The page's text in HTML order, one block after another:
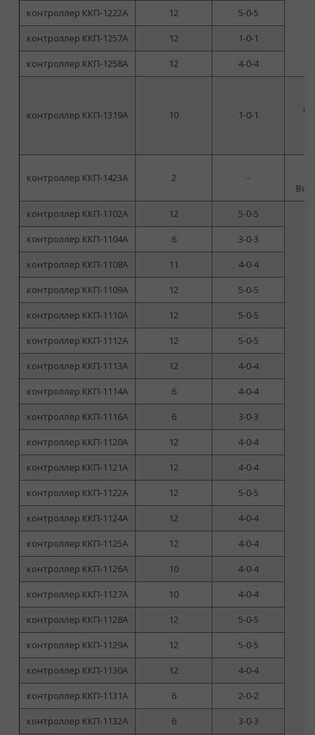
контроллер ККП-1222А 12
5-0-5
контроллер ККП-1257А
12
1-0-1
контроллер ККП-1258А
12 4-0-4
контроллер ККП-1319А 10 1-0-1
контроллер ККП-1423А 2 -
контроллер ККП-1102А
12 5-0-5
контроллер ККП-1104А 6
3-0-3
контроллер ККП-1108А
11
4-0-4
контроллер ККП-1109А
12
5-0-5
контроллер ККП-1110А
12
5-0-5
контроллер ККП-1112А
12
5-0-5
контроллер ККП-1113А
12
4-0-4
контроллер ККП-1114А
6
4-0-4
контроллер ККП-1116А
6
3-0-3
контроллер ККП-1120А
12
4-0-4
контроллер ККП-1121А
12
4-0-4
контроллер ККП-1122А
12
5-0-5
контроллер ККП-1124А
12
4-0-4
контроллер ККП-1125А
12
4-0-4
контроллер ККП-1126А
10
4-0-4
контроллер ККП-1127А
10
4-0-4
контроллер ККП-1128А
12
5-0-5
контроллер ККП-1129А
12
5-0-5
контроллер ККП-1130А
12
4-0-4
контроллер ККП-1131А
6
2-0-2
контроллер ККП-1132А
6
3-0-3